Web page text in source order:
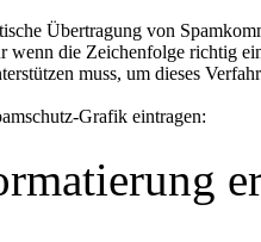
Übertragung von
wenn die Zeichenfolge richtig
muss, um dieses
Grafik eintragen: